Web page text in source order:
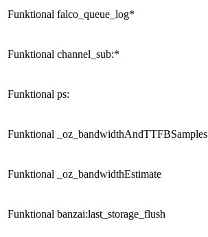
Funktional falco_queue_log*
Funktional channel_sub:*
Funktional ps:
Funktional _oz_bandwidthAndTTFBSamples
Funktional _oz_bandwidthEstimate
Funktional banzai:last_storage_flush